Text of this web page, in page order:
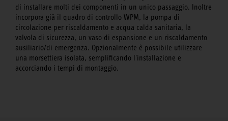
di installare molti dei componenti in un unico passaggio. Inoltre
incorpora già il quadro di controllo WPM, la pompa di
circolazione per riscaldamento e acqua calda sanitaria, la
valvola di sicurezza, un vaso di espansione e un riscaldamento
ausiliario/di emergenza. Opzionalmente è possibile utilizzare
una morsettiera isolata, semplificando l'installazione e
accorciando i tempi di montaggio.